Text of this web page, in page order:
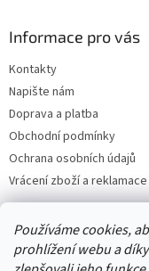
Používáme cookies,
prohlížení webu a
Informace pro vás
Kontakty
Napište nám
Doprava a platba
Obchodní podmínky
Ochrana osobních údajů
Vrácení zboží a reklamace